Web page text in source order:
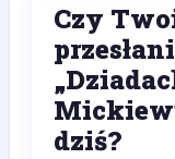
Czy
dziś?